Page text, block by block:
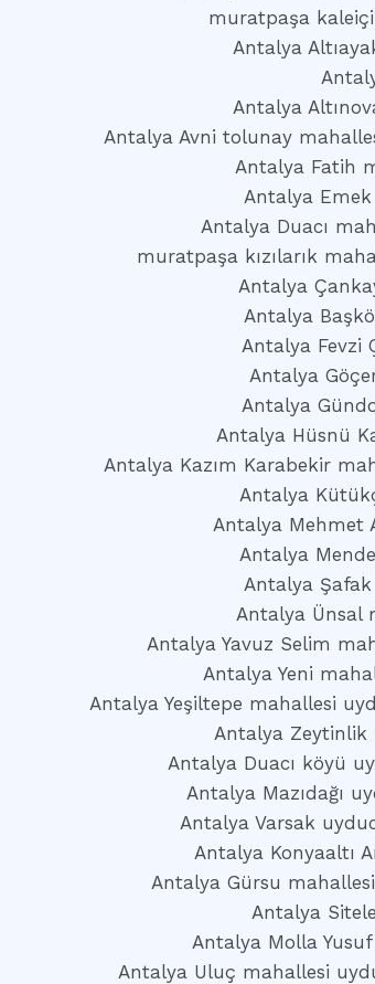
muratpaşa
Antalya
Antalya
Antalya Avni tolunay
Antalya Fatih
Antalya
Antalya Duacı
muratpaşa kızılarık
Antalya
Antalya
Antalya Fevzi
Antalya
Antalya
Antalya Hüsnü
Antalya Kazım Karabekir
Antalya
Antalya Mehmet
Antalya
Antalya
Antalya Ünsal
Antalya Yavuz Selim
Antalya Yeni
Antalya Yeşiltepe mahallesi
Antalya Zeytinlik
Antalya Duacı köyü
Antalya Mazıdağı
Antalya Varsak
Antalya Konyaaltı
Antalya Gürsu
Antalya
Antalya Molla
Antalya Uluç mahallesi